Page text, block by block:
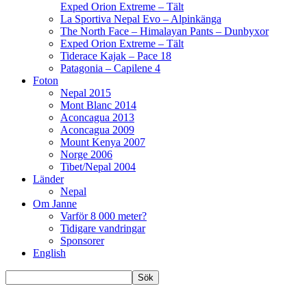
Exped Orion Extreme – Tält
La Sportiva Nepal Evo – Alpinkänga
The North Face – Himalayan Pants – Dunbyxor
Exped Orion Extreme – Tält
Tiderace Kajak – Pace 18
Patagonia – Capilene 4
Foton
Nepal 2015
Mont Blanc 2014
Aconcagua 2013
Aconcagua 2009
Mount Kenya 2007
Norge 2006
Tibet/Nepal 2004
Länder
Nepal
Om Janne
Varför 8 000 meter?
Tidigare vandringar
Sponsorer
English